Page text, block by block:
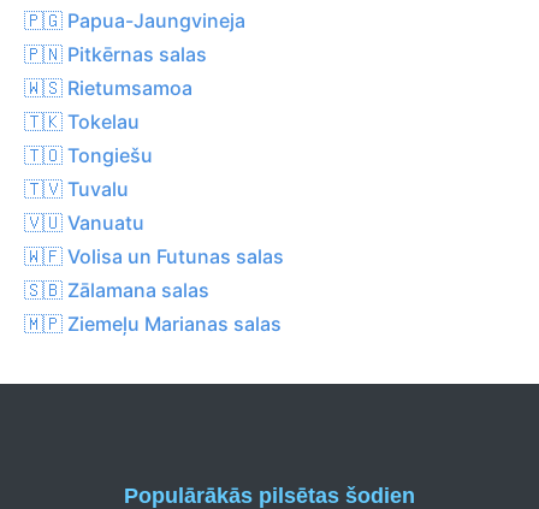
🇵🇬 Papua-Jaungvineja
🇵🇳 Pitkērnas salas
🇼🇸 Rietumsamoa
🇹🇰 Tokelau
🇹🇴 Tongiešu
🇹🇻 Tuvalu
🇻🇺 Vanuatu
🇼🇫 Volisa un Futunas salas
🇸🇧 Zālamana salas
🇲🇵 Ziemeļu Marianas salas
Populārākās pilsētas šodien